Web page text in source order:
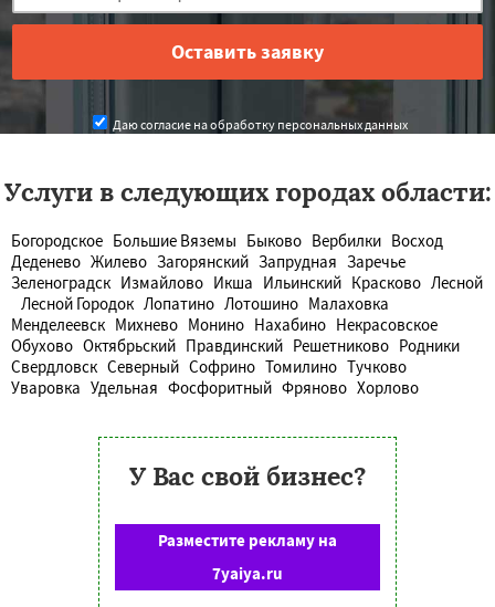
Даю согласие на обработку персональных данных
Услуги в следующих городах области:
Богородское Большие Вяземы Быково Вербилки Восход
Деденево Жилево Загорянский Запрудная Заречье
Зеленоградск Измайлово Икша Ильинский Красково Лесной
Лесной Городок Лопатино Лотошино Малаховка
Менделеевск Михнево Монино Нахабино Некрасовское
Обухово Октябрьский Правдинский Решетниково Родники
Свердловск Северный Софрино Томилино Тучково
Уваровка Удельная Фосфоритный Фряново Хорлово
У Вас свой бизнес?
Разместите рекламу на
7yaiya.ru